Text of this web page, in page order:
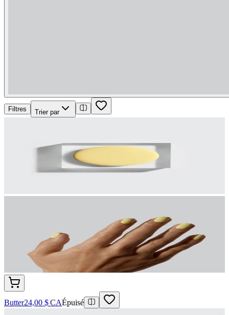
Filtres Trier par
Butter24,00 $ CAÉpuisé